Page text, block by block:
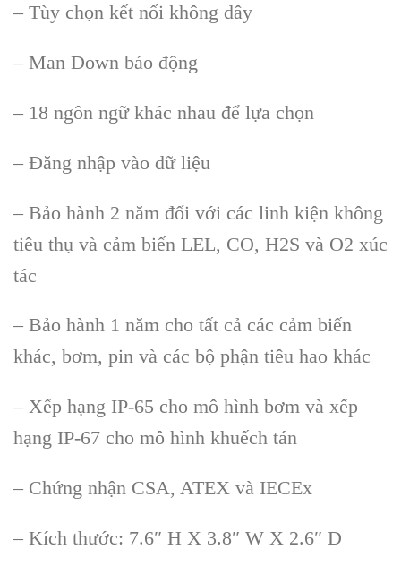
– Tùy chọn kết nối không dây
– Man Down báo động
– 18 ngôn ngữ khác nhau để lựa chọn
– Đăng nhập vào dữ liệu
– Bảo hành 2 năm đối với các linh kiện không
tiêu thụ và cảm biến LEL, CO, H2S và O2 xúc
tác
– Bảo hành 1 năm cho tất cả các cảm biến
khác, bơm, pin và các bộ phận tiêu hao khác
– Xếp hạng IP-65 cho mô hình bơm và xếp
hạng IP-67 cho mô hình khuếch tán
– Chứng nhận CSA, ATEX và IECEx
– Kích thước: 7.6″ H X 3.8″ W X 2.6″ D